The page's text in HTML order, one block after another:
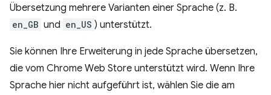
Übersetzung mehrere Varianten einer Sprache (z. B.
en_GB und en_US ) unterstützt.
Sie können Ihre Erweiterung in jede Sprache übersetzen,
die vom Chrome Web Store unterstützt wird. Wenn Ihre
Sprache hier nicht aufgeführt ist, wählen Sie die am